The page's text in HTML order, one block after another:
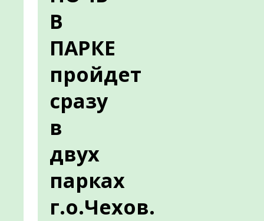
В
ПАРКЕ
пройдет
сразу
в
двух
парках
г.о.Чехов.